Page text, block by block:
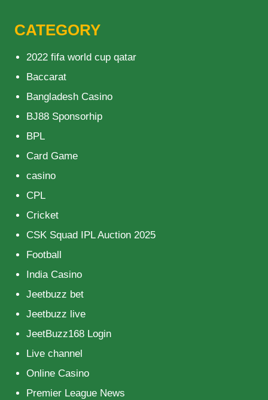
CATEGORY
2022 fifa world cup qatar
Baccarat
Bangladesh Casino
BJ88 Sponsorhip
BPL
Card Game
casino
CPL
Cricket
CSK Squad IPL Auction 2025
Football
India Casino
Jeetbuzz bet
Jeetbuzz live
JeetBuzz168 Login
Live channel
Online Casino
Premier League News